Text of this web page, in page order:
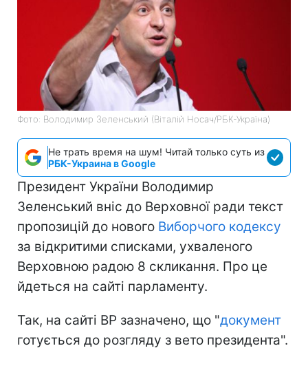
Фото: Володимир Зеленський (Віталій Носач/РБК-Україна)
Не трать время на шум! Читай только суть из
РБК-Украина в Google
Президент України Володимир
Зеленський вніс до Верховної ради текст
пропозицій до нового Виборчого кодексу
за відкритими списками, ухваленого
Верховною радою 8 скликання. Про це
йдеться на сайті парламенту.
Так, на сайті ВР зазначено, що "документ
готується до розгляду з вето президента".